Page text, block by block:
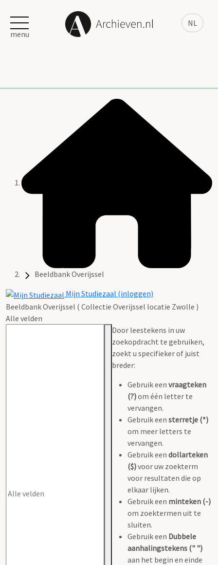
NL
menu
Beeldbank Overijssel
Mijn Studiezaal (inloggen)
Beeldbank Overijssel ( Collectie Overijssel locatie Zwolle )
Alle velden
Door leestekens in uw
zoekopdracht te gebruiken,
zoekt u specifieker of juist
breder:
Gebruik een vraagteken
(?)om één letter te
vervangen.
Gebruik een sterretje (*)
om meer letters te
vervangen.
Gebruik een dollarteken
($)voor uw zoekterm
voor resultaten die op
elkaar lijken.
Gebruik een minteken (-)
om zoektermen uit te
sluiten.
Gebruik een Dubbele
aanhalingstekens (" ")
aan het begin en einde